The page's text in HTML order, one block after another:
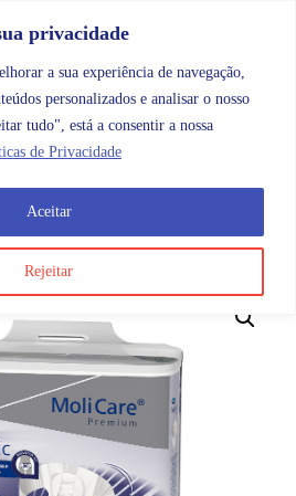
privacidade
a sua experiência de navegação,
personalizados e analisar o nosso
tudo", está a consentir a nossa
de Privacidade
Rejeitar
Aceitar